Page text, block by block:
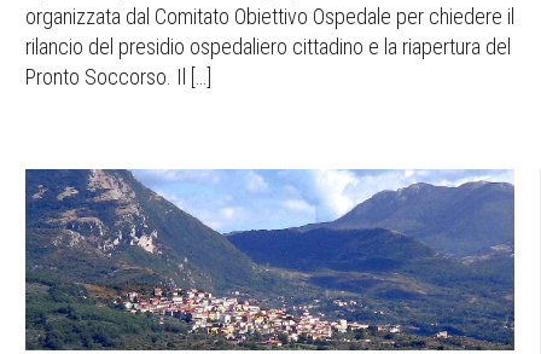
organizzata dal Comitato Obiettivo Ospedale per chiedere il
rilancio del presidio ospedaliero cittadino e la riapertura del
Pronto Soccorso. Il […]